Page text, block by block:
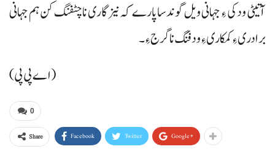
آتیٹی ودکی ءِ جہانی ویل گوندسا پارے کہ نیزگاری نا چٹفنگ کن ہم جہانی
برادری ءِ کمکاری ءِ ودفنگ نا گرج ءِ۔
(اے پی پی)
0
Share Facebook Twitter Google+